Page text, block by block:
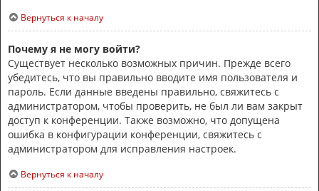
Вернуться к началу
Почему я не могу войти?
Существует несколько возможных причин. Прежде всего
убедитесь, что вы правильно вводите имя пользователя и
пароль. Если данные введены правильно, свяжитесь с
администратором, чтобы проверить, не был ли вам закрыт
доступ к конференции. Также возможно, что допущена
ошибка в конфигурации конференции, свяжитесь с
администратором для исправления настроек.
Вернуться к началу